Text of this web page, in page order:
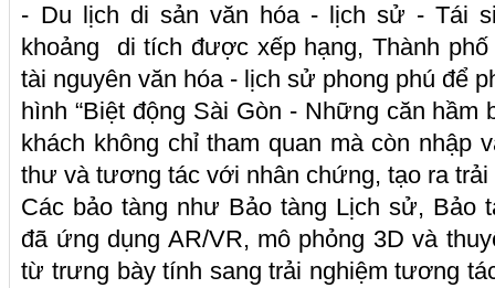
- Du lịch di sản văn hóa - lịch sử - Tái
khoảng di tích được xếp hạng, Thành
tài nguyên văn hóa - lịch sử phong phú để
hình “Biệt động Sài Gòn - Những căn hầm
khách không chỉ tham quan mà còn nhập
thư và tương tác với nhân chứng, tạo ra
Các bảo tàng như Bảo tàng Lịch sử, Bảo
đã ứng dụng AR/VR, mô phỏng 3D và
từ trưng bày tính sang trải nghiệm tương